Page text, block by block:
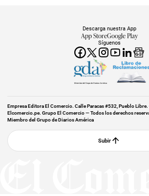
Síguenos
Descarga nuestra App
App StoreGoogle Play
Miembro del Grupo de Diarios América
Empresa Editora El Comercio. Calle Paracas #532, Pueblo
Elcomercio.pe. Grupo El Comercio — Todos los derechos
Miembro del Grupo de Diarios América
Subir